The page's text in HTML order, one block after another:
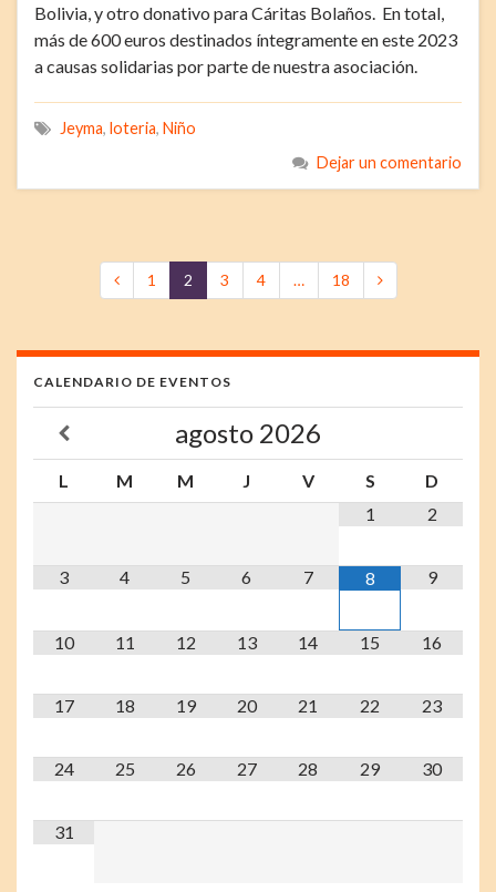
Bolivia, y otro donativo para Cáritas Bolaños. En total,
más de 600 euros destinados íntegramente en este 2023
a causas solidarias por parte de nuestra asociación.
Jeyma, loteria, Niño
Dejar un comentario
1 2 3 4 … 18
CALENDARIO DE EVENTOS
agosto 2026
L M M J V S
D
1
2
3 4 5 6 7 8 9
10 11 12 13 14 15 16
17 18 19 20 21 22 23
24 25 26 27 28 29 30
31